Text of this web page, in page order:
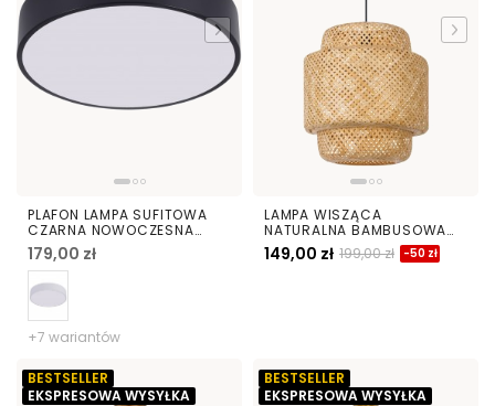
PLAFON LAMPA SUFITOWA
CZARNA NOWOCZESNA
ORBO D40
179,00 zł
+7 wariantów
LAMPA WISZĄCA
NATURALNA BAMBUSOWA
ŻYRANDOL DO SALONU I
SYPIALNI W STYLU BOHO 40
149,00 zł 199,00 zł -50 zł
BESTSELLER
EKSPRESOWA WYSYŁKA
BESTSELLER
EKSPRESOWA WYSYŁKA